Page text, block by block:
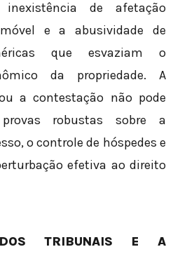
de afetação
e a abusividade de
que esvaziam o
da propriedade. A
a contestação não pode
robustas sobre a
o controle de hóspedes e
efetiva ao direito
TRIBUNAIS E A